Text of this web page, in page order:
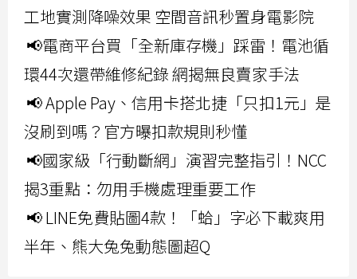
工地實測降噪效果 空間音訊秒置身電影院
📢電商平台買「全新庫存機」踩雷！電池循
環44次還帶維修紀錄 網揭無良賣家手法
📢 Apple Pay、信用卡搭北捷「只扣1元」是
沒刷到嗎？官方曝扣款規則秒懂
📢國家級「行動斷網」演習完整指引！NCC
揭3重點：勿用手機處理重要工作
📢 LINE免費貼圖4款！「蛤」字必下載爽用
半年、熊大兔兔動態圖超Q